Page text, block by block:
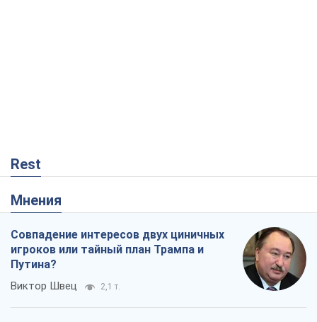
Rest
Мнения
Совпадение интересов двух циничных
игроков или тайный план Трампа и
Путина?
Виктор Швец 2,1 т.